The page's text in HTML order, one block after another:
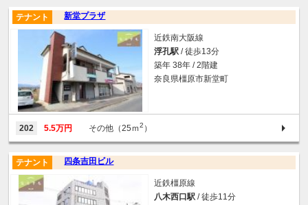
新堂プラザ
テナント
近鉄南大阪線
浮孔駅 / 徒歩13分
築年 38年 / 2階建
奈良県橿原市新堂町
202 5.5万円 その他（25ｍ2 ）
四条吉田ビル
テナント
近鉄橿原線
八木西口駅 / 徒歩11分